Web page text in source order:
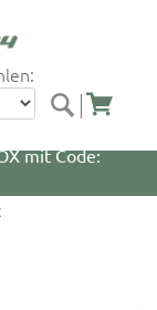
Zubehör mit
mit Code: